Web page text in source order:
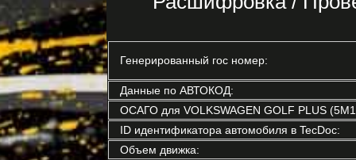
Генерированный гос номер:
Данные по АВТОКОД:
ОСАГО для VOLKSWAGEN GOLF PLUS
ID идентификатора автомобиля в TecDoc:
Объем движка: